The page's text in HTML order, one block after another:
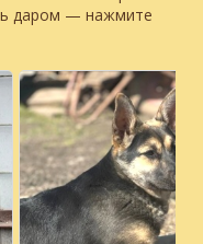
даром — нажмите